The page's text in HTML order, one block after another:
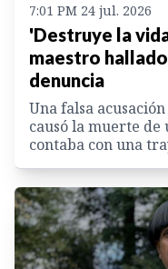
7:01 PM 24 jul. 2026
'Destruye la
maestro
denuncia
Una falsa
causó la muerte
contaba con una